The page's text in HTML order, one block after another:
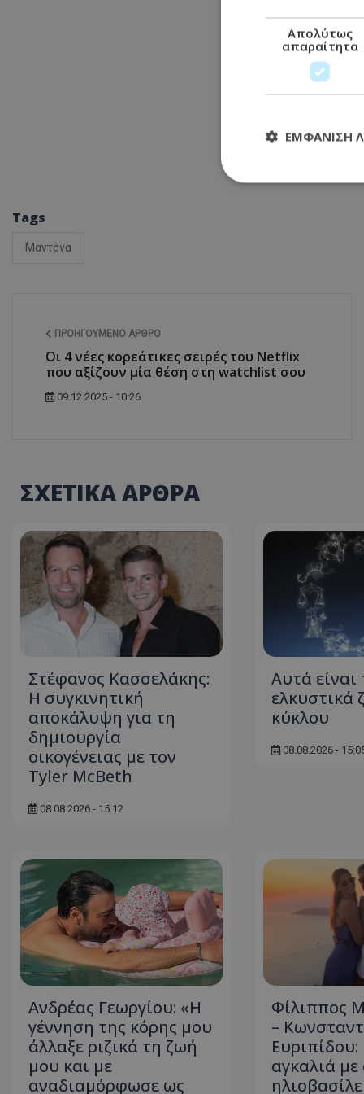
Tags
Μαντόνα
ΠΡΟΗΓΟΎΜΕΝΟ ΆΡΘΡΟ
Οι 4 νέες κορεάτικες σειρές του Netflix
που αξίζουν μία θέση στη watchlist σου
09.12.2025 - 10:26
ΣΧΕΤΙΚΑ ΑΡΘΡΑ
Στέφανος Κασσελάκης:
Η συγκινητική
αποκάλυψη για τη
δηµιουργία
οικογένειας με τον
Tyler McBeth
08.08.2026 - 15:12
Αυτά είναι
ελκυστικά
κύκλου
08.08.2026 -
Ανδρέας Γεωργίου: «Η
γέννηση της κόρης μου
άλλαξε ριζικά τη ζωή
μου και με
αναδιαμόρφωσε ως
Φίλιππος
–
αγκαλιά
Απολύτως
απαραίτητα
ΕΜΦΆΝΙΣΗ
__cf_bm
__cf_bm